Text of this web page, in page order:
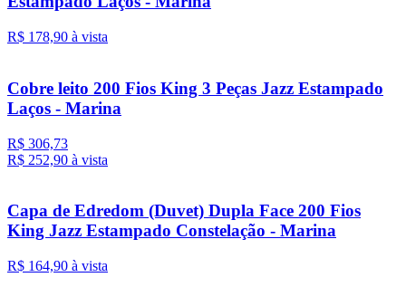
R$ 178,90 à vista
Cobre leito 200 Fios King 3 Peças Jazz Estampado
Laços - Marina
R$ 306,73
R$ 252,90 à vista
Capa de Edredom (Duvet) Dupla Face 200 Fios
King Jazz Estampado Constelação - Marina
R$ 164,90 à vista